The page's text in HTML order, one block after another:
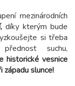
mezinárodních
díky kterým bude
si třeba
suchu,
historické vesnice
slunce!